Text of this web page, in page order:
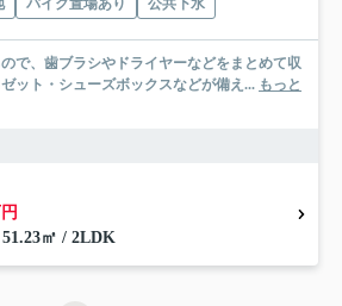
バイク置場あり 公共下水
で、歯ブラシやドライヤーなどをまとめて収
ット・シューズボックスなどが備え... もっと
㎡ / 2LDK